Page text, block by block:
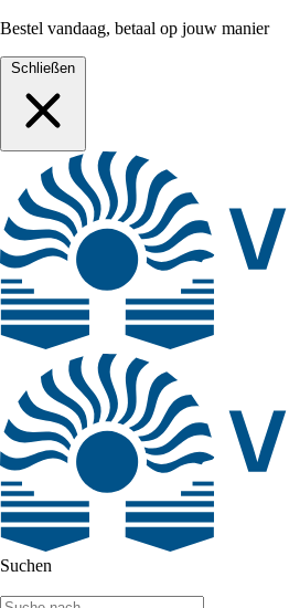
Bestel vandaag, betaal op jouw manier
Schließen
Suchen